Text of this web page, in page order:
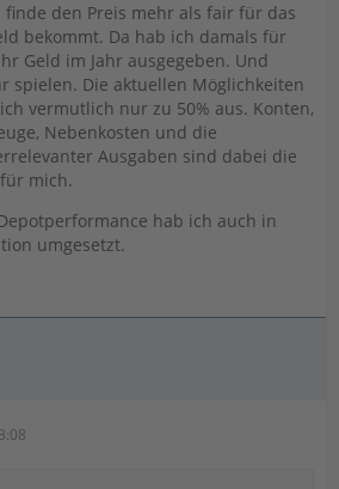
finde den Preis mehr als fair für das
bekommt. Da hab ich damals für
Geld im Jahr ausgegeben. Und
spielen. Die aktuellen Möglichkeiten
vermutlich nur zu 50% aus. Konten,
Nebenkosten und die
Ausgaben sind dabei die
mich.
hab ich auch in
umgesetzt.